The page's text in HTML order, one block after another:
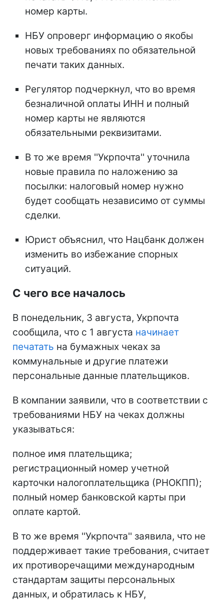
номер карты.
НБУ опроверг информацию о якобы
новых требованиях по обязательной
печати таких данных.
Регулятор подчеркнул, что во время
безналичной оплаты ИНН и полный
номер карты не являются
обязательными реквизитами.
В то же время ''Укрпочта'' уточнила
новые правила по наложению за
посылки: налоговый номер нужно
будет сообщать независимо от суммы
сделки.
Юрист объяснил, что Нацбанк должен
изменить во избежание спорных
ситуаций.
С чего все началось
В понедельник, 3 августа, Укрпочта
сообщила, что с 1 августа начинает
печатать на бумажных чеках за
коммунальные и другие платежи
персональные данные плательщиков.
В компании заявили, что в соответствии с
требованиями НБУ на чеках должны
указываться:
полное имя плательщика;
регистрационный номер учетной
карточки налогоплательщика (РНОКПП);
полный номер банковской карты при
оплате картой.
В то же время ''Укрпочта'' заявила, что не
поддерживает такие требования, считает
их противоречащими международным
стандартам защиты персональных
данных, и обратилась к НБУ,